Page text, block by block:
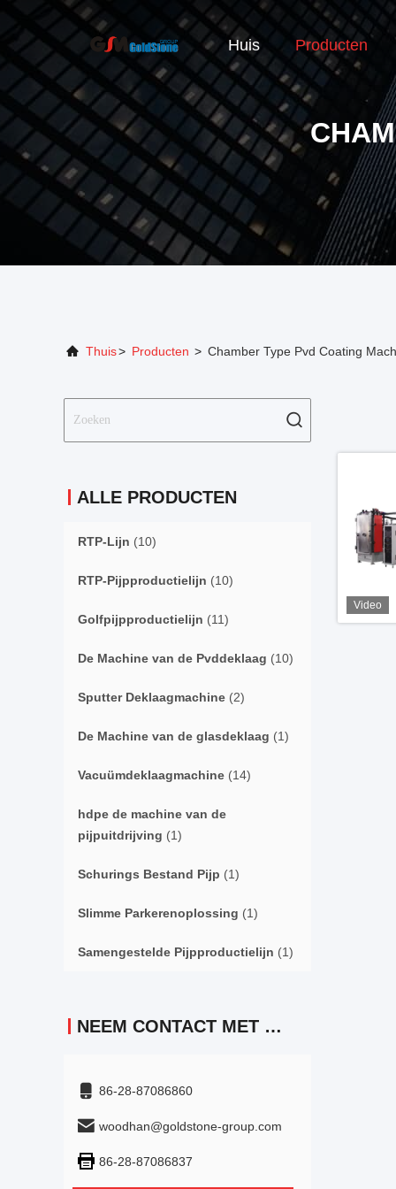
Huis Producten
Thuis> Producten > Chamber Type Pvd Coating
ALLE PRODUCTEN
RTP-Lijn (10)
RTP-Pijpproductielijn (10)
Golfpijpproductielijn (11)
De Machine van de Pvddeklaag (10)
Sputter Deklaagmachine (2)
De Machine van de glasdeklaag (1)
Vacuümdeklaagmachine (14)
hdpe de machine van de
pijpuitdrijving (1)
Schurings Bestand Pijp (1)
Slimme Parkerenoplossing (1)
Samengestelde Pijpproductielijn (1)
NEEM CONTACT MET ONS OP
86-28-87086860
woodhan@goldstone-group.com
86-28-87086837
Video